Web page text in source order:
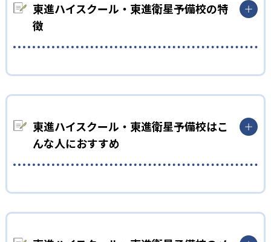
東進ハイスクール・東進衛星予備校の特
徴
東進ハイスクールでは、全ての授業を映像で配信している。そ
られる。
どんどん先取りすることで、1年分の授業を最短2週間から1か月
で、より学習効果が高まる。
効率的に短期間で基礎力を身につけるためにデザインされた
語を最短1週間で習得する内容となっており、受験勉強の基礎を
東進ハイスクール・東進衛星予備校はこ
んな人におすすめ